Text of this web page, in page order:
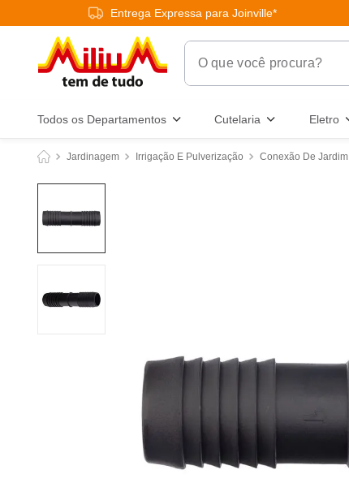
Entrega Expressa para Joinville*
O que você procura?
Todos os Departamentos Cutelaria Eletro
Jardinagem Irrigação E Pulverização Conexão De Jardim
9 caneca